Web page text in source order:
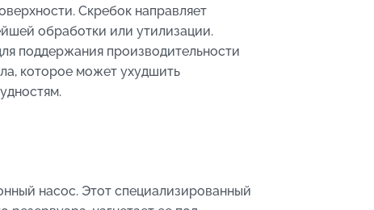
Скребок направляет
обработки или утилизации.
поддержания производительности
которое может ухудшить
насос. Этот специализированный